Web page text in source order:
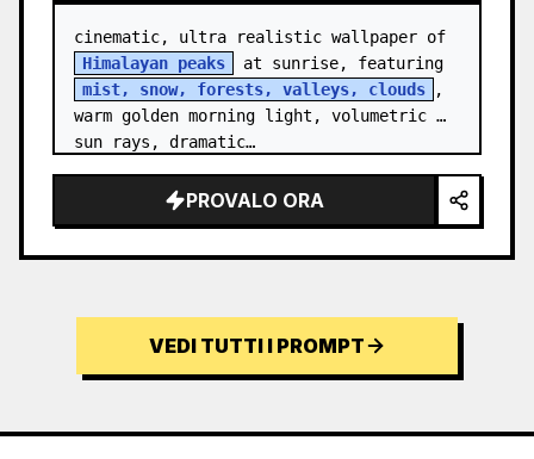
Himalayan peaks
mist, snow, forests, valleys, clouds
,
warm golden morning light, volumetric
sun rays, dramatic…
PROVALO ORA
VEDI TUTTI I PROMPT